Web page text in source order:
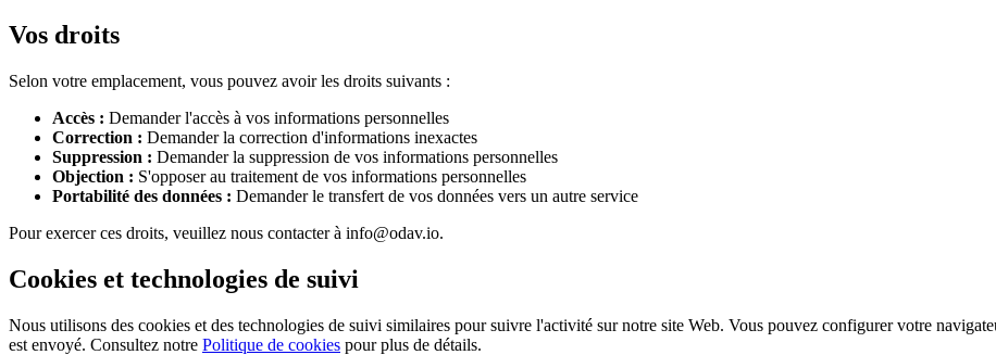
Vos droits
Selon votre emplacement, vous pouvez avoir les droits suivants :
Accès : Demander l'accès à vos informations personnelles
Correction : Demander la correction d'informations inexactes
Suppression : Demander la suppression de vos informations personnelles
Objection : S'opposer au traitement de vos informations personnelles
Portabilité des données : Demander le transfert de vos données vers un autre service
Pour exercer ces droits, veuillez nous contacter à info@odav.io.
Cookies et technologies de suivi
Nous utilisons des cookies et des technologies de suivi similaires pour suivre l'activité sur notre site Web. Vous pouvez configurer votre
est envoyé. Consultez notre Politique de cookies pour plus de détails.